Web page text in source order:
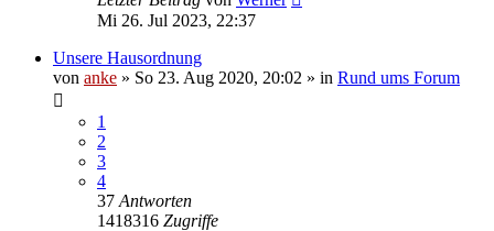
Mi 26. Jul 2023, 22:37
Unsere Hausordnung
von anke » So 23. Aug 2020, 20:02 » in Rund ums Forum
1
2
3
4
37 Antworten
1418316 Zugriffe